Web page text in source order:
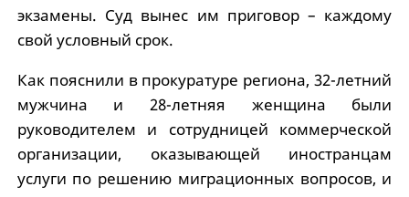
экзамены. Суд вынес им приговор – каждому
свой условный срок.
Как пояснили в прокуратуре региона, 32-летний
мужчина и 28-летняя женщина были
руководителем и сотрудницей коммерческой
организации, оказывающей иностранцам
услуги по решению миграционных вопросов, и